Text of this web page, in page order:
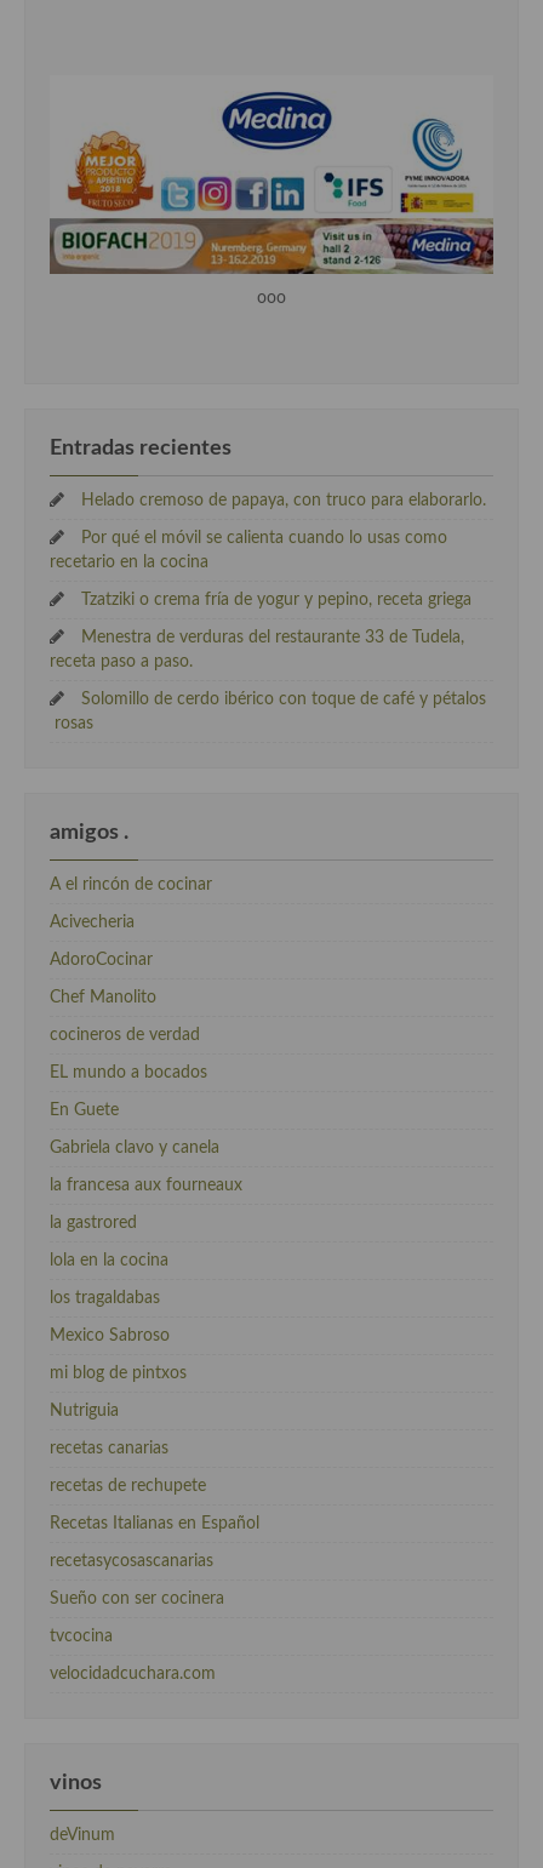
ooo
Entradas recientes
Helado cremoso de papaya, con truco para elaborarlo.
Por qué el móvil se calienta cuando lo usas como
recetario en la cocina
Tzatziki o crema fría de yogur y pepino, receta griega
Menestra de verduras del restaurante 33 de Tudela,
receta paso a paso.
Solomillo de cerdo ibérico con toque de café y pétalos
rosas
amigos .
A el rincón de cocinar
Acivecheria
AdoroCocinar
Chef Manolito
cocineros de verdad
EL mundo a bocados
En Guete
Gabriela clavo y canela
la francesa aux fourneaux
la gastrored
lola en la cocina
los tragaldabas
Mexico Sabroso
mi blog de pintxos
Nutriguia
recetas canarias
recetas de rechupete
Recetas Italianas en Español
recetasycosascanarias
Sueño con ser cocinera
tvcocina
velocidadcuchara.com
vinos
deVinum